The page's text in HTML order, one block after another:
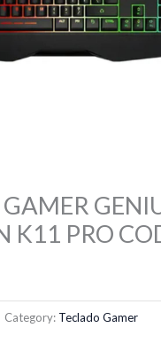
K11 PRO
Category: Teclado Gamer